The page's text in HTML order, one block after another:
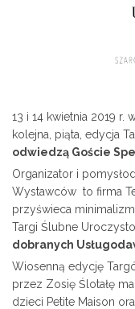
13 i 14 kwietnia 2019 r.
kolejna, piąta, edycja
odwiedzą Goście
Organizator i
Wystawców to firma
przyświeca
Targi Ślubne
dobranych
Wiosenną edycję
przez Zosię Ślotałę
dzieci Petite Maison